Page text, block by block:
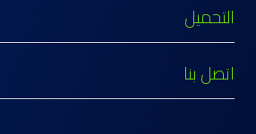
التحميل
اتصل بنا